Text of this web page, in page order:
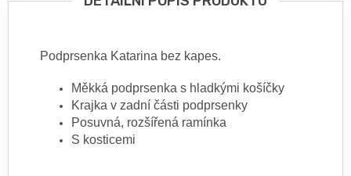
Podprsenka Katarina bez kapes.
Měkká podprsenka s hladkými košíčky
Krajka v zadní části podprsenky
Posuvná, rozšířená ramínka
S kosticemi